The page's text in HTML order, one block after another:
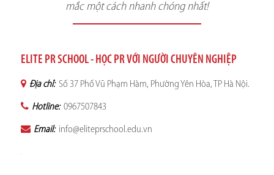
mắc một cách nhanh chóng nhất!
ELITE PR SCHOOL - HỌC PR VỚI NGƯỜI CHUYÊN NGHIỆP
Địa chỉ: Số 37 Phố Vũ Phạm Hàm, Phường Yên Hòa, TP Hà Nội.
Hotline: 0967507843
Email: info@eliteprschool.edu.vn